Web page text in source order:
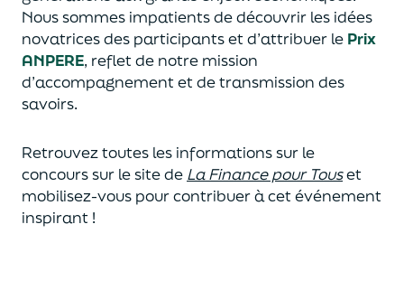
Nous sommes impatients de découvrir les idées
novatrices des participants et d’attribuer le Prix
ANPERE, reflet de notre mission
d’accompagnement et de transmission des
savoirs.
Retrouvez toutes les informations sur le
concours sur le site de La Finance pour Touset
mobilisez-vous pour contribuer à cet événement
inspirant !